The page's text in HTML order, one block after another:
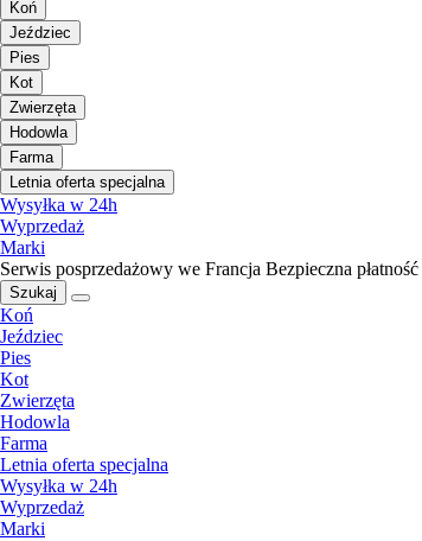
Koń
Jeździec
Pies
Kot
Zwierzęta
Hodowla
Farma
Letnia oferta specjalna
Wysyłka w 24h
Wyprzedaż
Marki
Serwis posprzedażowy we Francja Bezpieczna płatność
Szukaj
Koń
Jeździec
Pies
Kot
Zwierzęta
Hodowla
Farma
Letnia oferta specjalna
Wysyłka w 24h
Wyprzedaż
Marki